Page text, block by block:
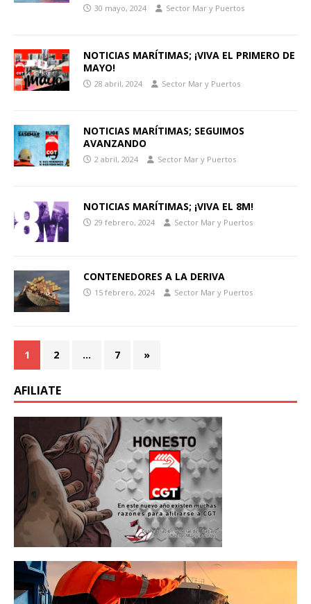
30 mayo, 2024 Sector Mar y Puertos
NOTICIAS MARÍTIMAS; ¡VIVA EL PRIMERO DE
MAYO!
28 abril, 2024 Sector Mar y Puertos
NOTICIAS MARÍTIMAS; SEGUIMOS
AVANZANDO
2 abril, 2024 Sector Mar y Puertos
NOTICIAS MARÍTIMAS; ¡VIVA EL 8M!
29 febrero, 2024 Sector Mar y Puertos
CONTENEDORES A LA DERIVA
15 febrero, 2024 Sector Mar y Puertos
1 2 … 7 »
AFILIATE